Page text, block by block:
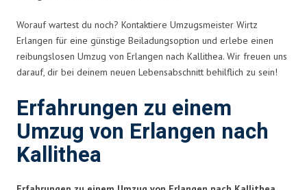
Worauf wartest du noch? Kontaktiere Umzugsmeister Wirtz
Erlangen für eine günstige Beiladungsoption und erlebe einen
reibungslosen Umzug von Erlangen nach Kallithea. Wir freuen uns
darauf, dir bei deinem neuen Lebensabschnitt behilflich zu sein!
Erfahrungen zu einem
Umzug von Erlangen nach
Kallithea